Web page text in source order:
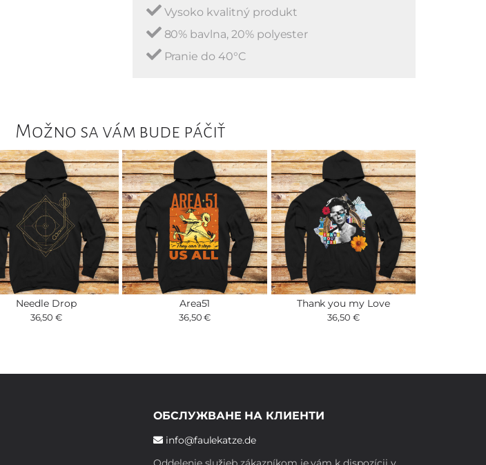
Vysoko kvalitný produkt
80% bavlna, 20% polyester
Pranie do 40°C
Možno sa vám bude páčiť
Needle Drop
36,50 €
Area51
36,50 €
Thank you my Love
36,50 €
ОБСЛУЖВАНЕ НА КЛИЕНТИ
info@faulekatze.de